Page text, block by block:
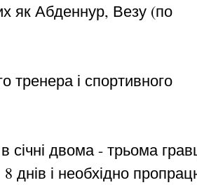
як Абденнур, Везу (по
тренера і спортивного
січні двома - трьома
днів і необхідно